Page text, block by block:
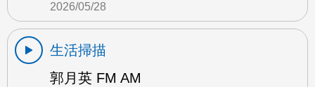
2026/05/28
生活掃描
郭月英 FM AM